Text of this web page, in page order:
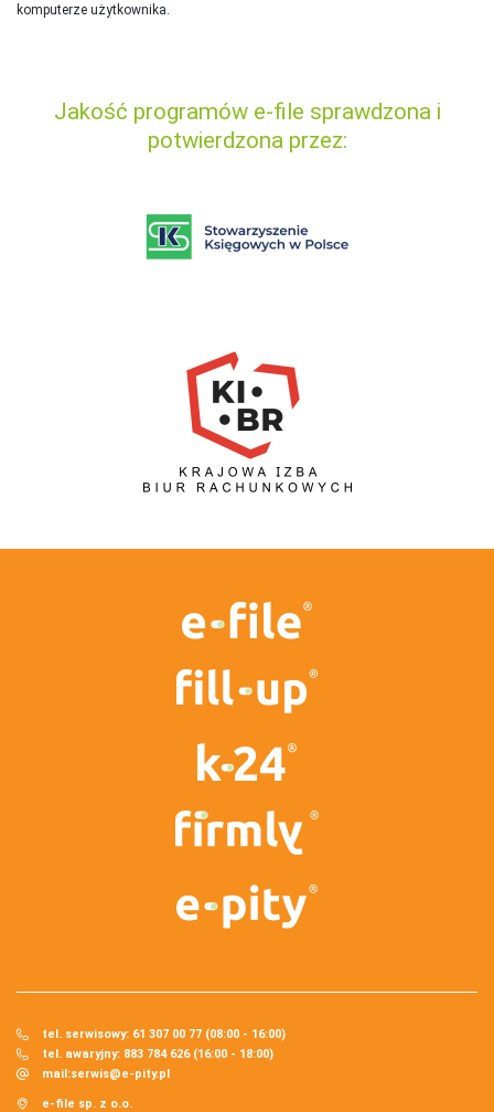
komputerze użytkownika.
Jakość programów e-file sprawdzona i
potwierdzona przez:
tel. serwisowy: 61 307 00 77 (08:00 - 16:00)
tel. awaryjny: 883 784 626 (16:00 - 18:00)
mail:serwis@e-pity.pl
e-file sp. z o.o.